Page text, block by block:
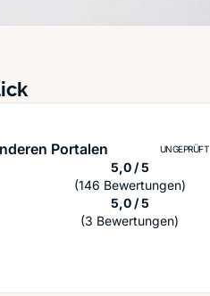
Portalen UNGEPRÜFT
5,0 / 5Sternen
(146 Bewertungen)
5,0 / 5Sternen
(3 Bewertungen)